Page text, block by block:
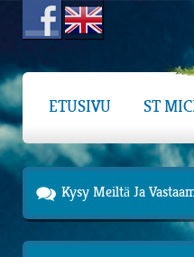
ETUSIVU ST
Kysy Meiltä Ja